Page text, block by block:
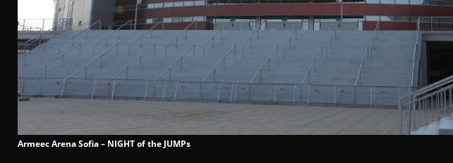
Armeec Arena Sofia – NIGHT of the JUMPs